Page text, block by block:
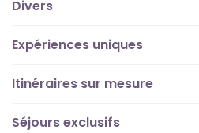
Divers
Expériences uniques
Itinéraires sur mesure
Séjours exclusifs